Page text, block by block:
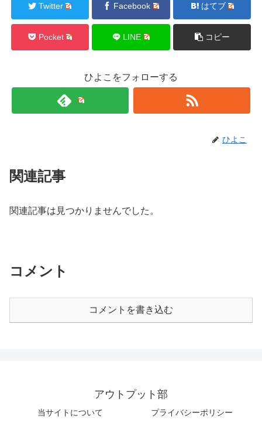
Twitter Facebook はてブ
Pocket LINE コピー
ひよこをフォローする
ひよこ
関連記事
関連記事は見つかりませんでした。
コメント
コメントを書き込む
アウトプット部
当サイトについて プライバシーポリシー